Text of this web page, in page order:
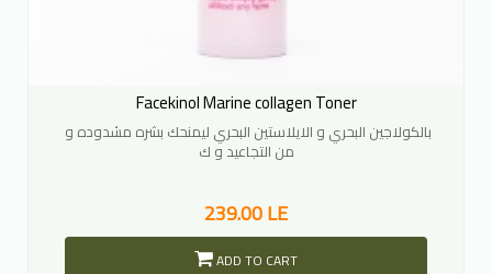
Facekinol Marine collagen Toner
من التجاعيد و ك
239.00 LE
ADD TO CART